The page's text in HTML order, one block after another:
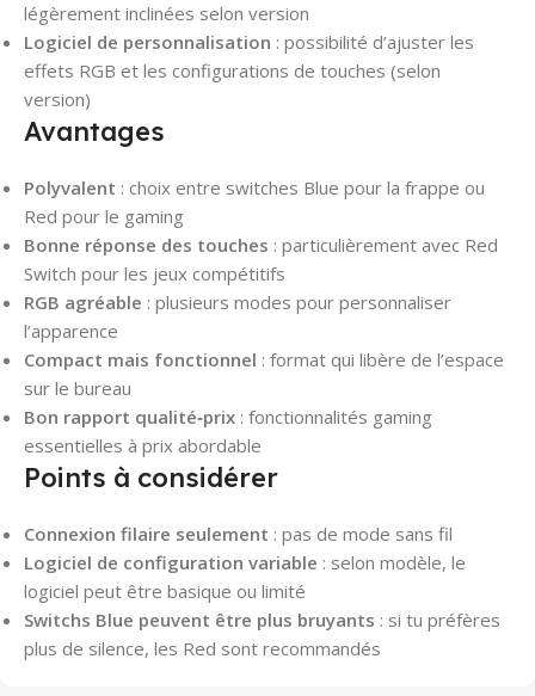
légèrement inclinées selon version
Logiciel de personnalisation : possibilité d’ajuster les
effets RGB et les configurations de touches (selon
version)
Avantages
Polyvalent : choix entre switches Blue pour la frappe ou
Red pour le gaming
Bonne réponse des touches : particulièrement avec Red
Switch pour les jeux compétitifs
RGB agréable : plusieurs modes pour personnaliser
l’apparence
Compact mais fonctionnel : format qui libère de l’espace
sur le bureau
Bon rapport qualité‑prix : fonctionnalités gaming
essentielles à prix abordable
Points à considérer
Connexion filaire seulement : pas de mode sans fil
Logiciel de configuration variable : selon modèle, le
logiciel peut être basique ou limité
Switchs Blue peuvent être plus bruyants : si tu préfères
plus de silence, les Red sont recommandés